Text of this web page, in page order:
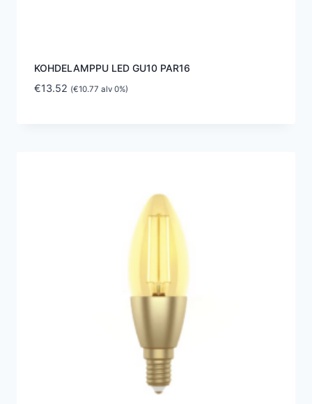
KOHDELAMPPU LED GU10 PAR16
€13.52 (€10.77 alv 0%)